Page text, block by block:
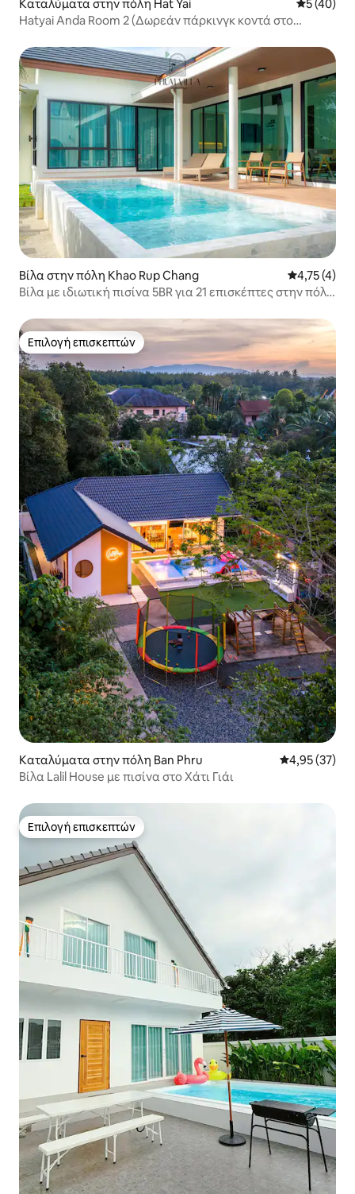
Καταλύματα στην πόλη Hat Yai Μέση
5 (40)
Hatyai Anda Room 2 (Δωρεάν πάρκινγκ κοντά στο
Βίλα στην πόλη Khao Rup Chang Μέση
4,75 (4)
Βίλα με ιδιωτική πισίνα 5BR για 21 επισκέπτες στην πόλη
Επιλογή επισκεπτών
Επιλογή επισκεπτών
Καταλύματα στην πόλη Ban Phru Μέση
4,95 (37)
Βίλα Lalil House με πισίνα στο Χάτι Γιάι
Επιλογή επισκεπτών
Επιλογή επισκεπτών